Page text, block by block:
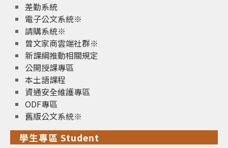
差勤系統
電子公文系統※
請購系統※
曾文家商雲端社群※
新課綱推動相關規定
公開授課專區
本土語課程
資通安全維護專區
ODF專區
舊版公文系統※
學生專區 Student